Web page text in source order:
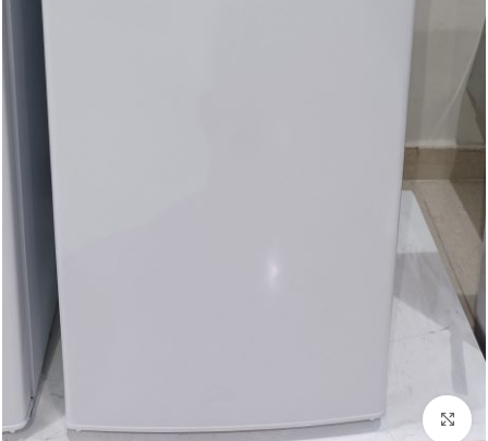
Click to enlarge